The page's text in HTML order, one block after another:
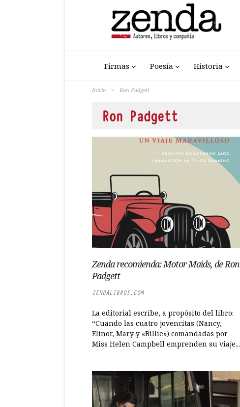
Firmas Poesía Historia
Inicio > Ron Padgett
Ron Padgett
Zenda recomienda: Motor Maids, de Ron
Padgett
ZENDALIBROS.COM
La editorial escribe, a propósito del libro:
“Cuando las cuatro jovencitas (Nancy,
Elinor, Mary y «Billie») comandadas por
Miss Helen Campbell emprenden su viaje...